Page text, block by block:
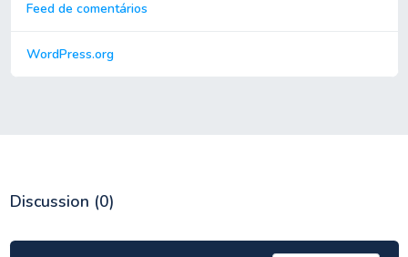
Feed de comentários
WordPress.org
Discussion (0)